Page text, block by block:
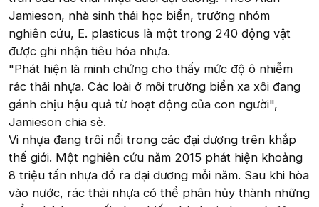
Jamieson, nhà sinh thái học biển, trưởng nhóm
nghiên cứu, E. plasticus là một trong 240 động vật
được ghi nhận tiêu hóa nhựa.
"Phát hiện là minh chứng cho thấy mức độ ô nhiễm
rác thải nhựa. Các loài ở môi trường biển xa xôi đang
gánh chịu hậu quả từ hoạt động của con người",
Jamieson chia sẻ.
Vi nhựa đang trôi nổi trong các đại dương trên khắp
thế giới. Một nghiên cứu năm 2015 phát hiện khoảng
8 triệu tấn nhựa đổ ra đại dương mỗi năm. Sau khi hòa
vào nước, rác thải nhựa có thể phân hủy thành những